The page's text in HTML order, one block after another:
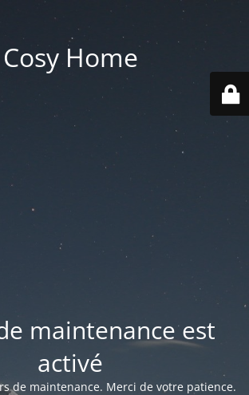
Cosy Home
maintenance est
activé
de maintenance. Merci de votre patience.